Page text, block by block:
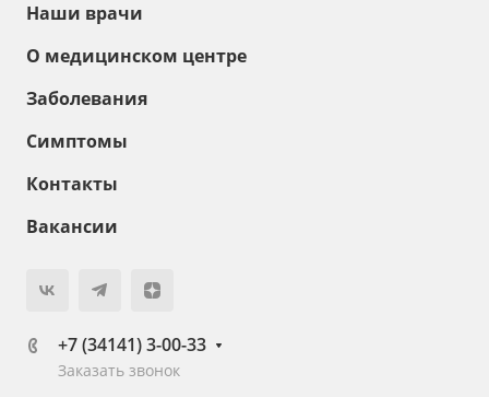
Наши врачи
О медицинском центре
Заболевания
Симптомы
Контакты
Вакансии
+7 (34141) 3-00-33
Заказать звонок